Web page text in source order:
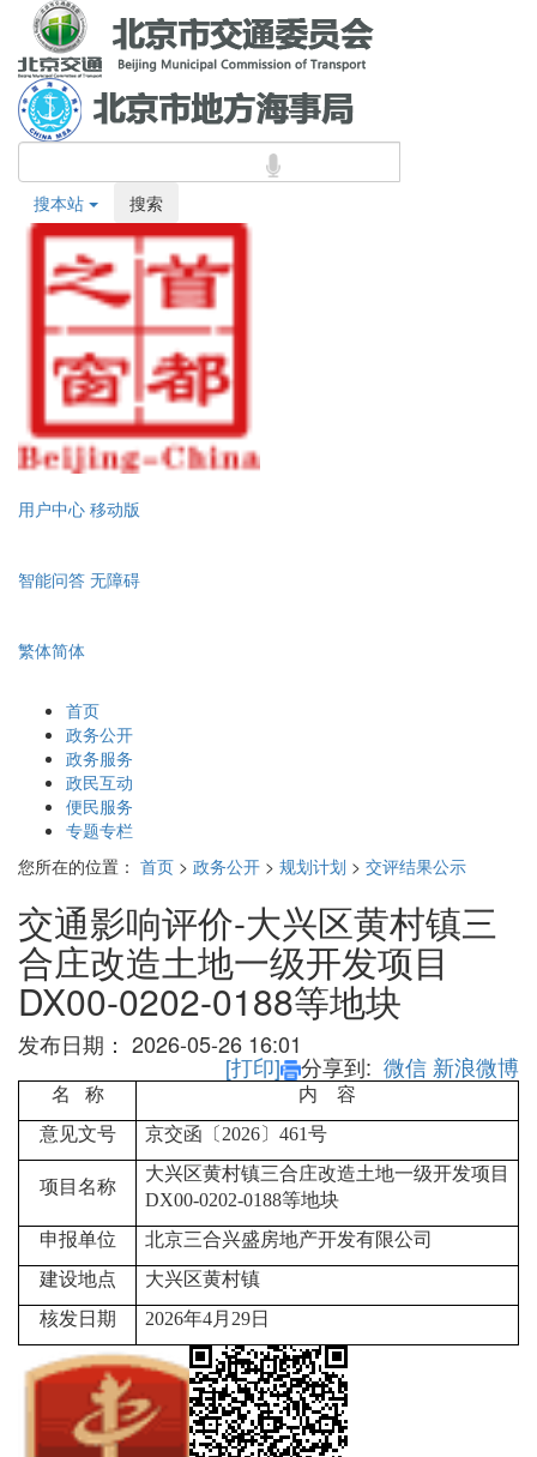
搜本站 搜索
用户中心 移动版
智能问答 无障碍
繁体简体
首页
政务公开
政务服务
政民互动
便民服务
专题专栏
您所在的位置： 首页 > 政务公开 > 规划计划 > 交评结果公示
交通影响评价-大兴区黄村镇三
合庄改造土地一级开发项目
DX00-0202-0188等地块
发布日期： 2026-05-26 16:01
[打印] 分享到: 微信 新浪微博
名 称
内 容
意见文号
京交函〔2026〕461号
项目名称
大兴区黄村镇三合庄改造土地一级开发项目
DX00-0202-0188等地块
申报单位
北京三合兴盛房地产开发有限公司
建设地点
大兴区黄村镇
核发日期
2026年4月29日